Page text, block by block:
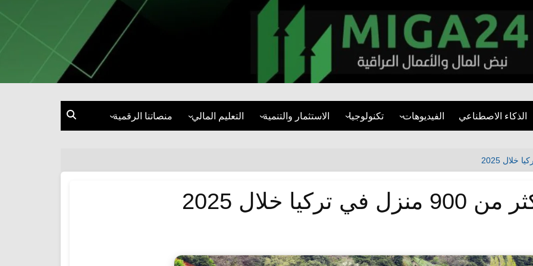
miga24.com
الذكاء الاصطناعي الفيديوهات تكنولوجيا الاستثمار والتنمية
التنمية المستدامة
التعليم المالي منصاتنا الرقمية
خلال 2025